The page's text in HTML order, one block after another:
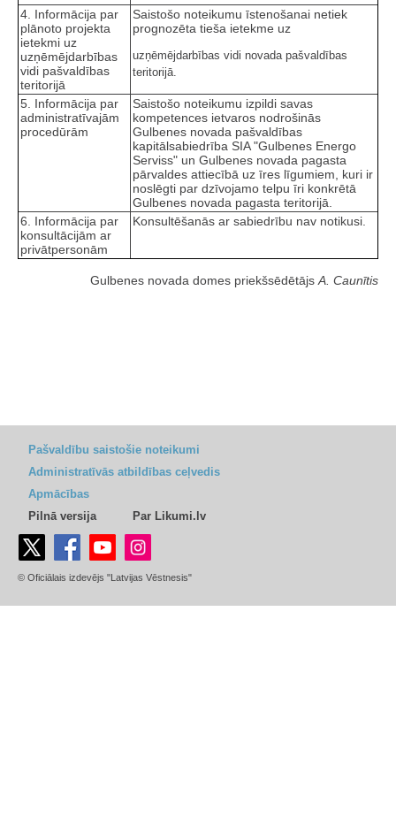
4. Informācija par
plānoto projekta
ietekmi uz
uzņēmējdarbības
vidi pašvaldības
teritorijā
Saistošo noteikumu īstenošanai netiek
prognozēta tieša ietekme uz
uzņēmējdarbības vidi novada pašvaldības
teritorijā.
5. Informācija par
administratīvajām
procedūrām
Saistošo noteikumu izpildi savas
kompetences ietvaros nodrošinās
Gulbenes novada pašvaldības
kapitālsabiedrība SIA "Gulbenes Energo
Serviss" un Gulbenes novada pagasta
pārvaldes attiecībā uz īres līgumiem, kuri ir
noslēgti par dzīvojamo telpu īri konkrētā
Gulbenes novada pagasta teritorijā.
6. Informācija par
konsultācijām ar
privātpersonām
Konsultēšanās ar sabiedrību nav notikusi.
Gulbenes novada domes priekšsēdētājs A. Caunītis
Pašvaldību saistošie noteikumi
Administratīvās atbildības ceļvedis
Apmācības
Pilnā versija
Par Likumi.lv
© Oficiālais izdevējs "Latvijas Vēstnesis"